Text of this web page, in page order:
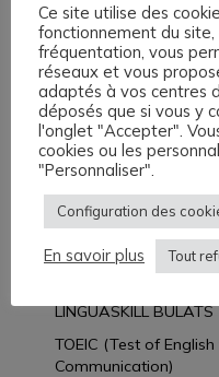
Lisieux et à Rouen.
sur-mesure en anglais,
des Signes et 13 autres
Personnel de
Travailleurs Non
possibles.
L’Académie des
linguistique complet et
l’ensemble de vos
Découvrir
LINGUASKILL BULATS
TOEIC (Test of
Communication)
Ce site utilise des
fonctionnement du
fréquentation, vous
réseaux et vous
adaptés à vos centres
déposés que si vous y
l'onglet "Accepter".
cookies ou les
"Personnaliser".
Configuration des
En savoir plus Tout